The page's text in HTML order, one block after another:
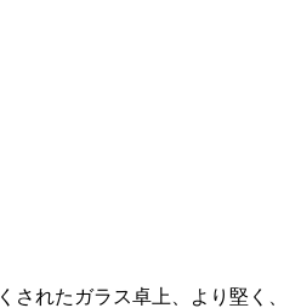
されたガラス卓上、より堅く